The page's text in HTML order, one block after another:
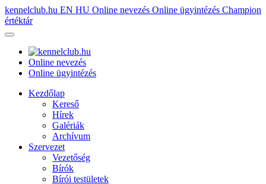
kennelclub.hu EN HU Online nevezés Online ügyintézés Champion
értéktár
Online nevezés
Online ügyintézés
Kezdőlap
Kereső
Hírek
Galériák
Archívum
Szervezet
Vezetőség
Bírók
Bírói testületek